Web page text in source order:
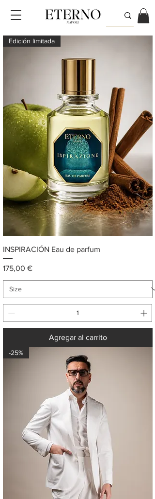
Edición limitada
INSPIRACIÓN Eau de parfum
Precio
175,00 €
Agregar al carrito
-25%